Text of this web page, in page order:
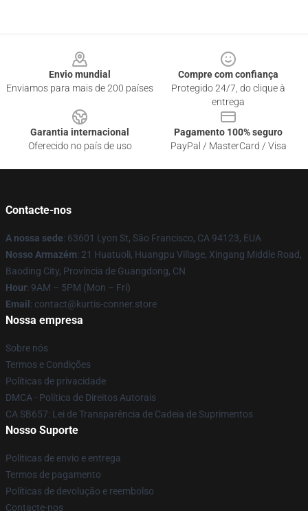
Envio mundial
Enviamos para mais de 200 países
Compre com confiança
Protegido 24/7, do clique à
entrega
Garantia internacional
Oferecido no país de uso
Pagamento 100% seguro
PayPal / MasterCard / Visa
Contacte-nos
A nossa sede: 63601 Lyon St, São Francisco, CA 94123, EUA
Nosso Armazém: 21 Huatuoli, Huangpu Village, Xingang Middle Road,
Baoding City, Província de Guangdong, CN
Hour: 9AM – 5PM (Mon – Fri)
Email : contact@kurtis-conner.store
Nossa empresa
Sobre nós
Termos e Condições
Políticas de privacidade
DMCA - Política de Direitos Autorais
CA SB657: Lei de Transparência de Cadeia de Suprimentos
Nosso Suporte
Políticas de envio e entrega
Termos de pagamento
Políticas de devolução e reembolso
Contacte-nos